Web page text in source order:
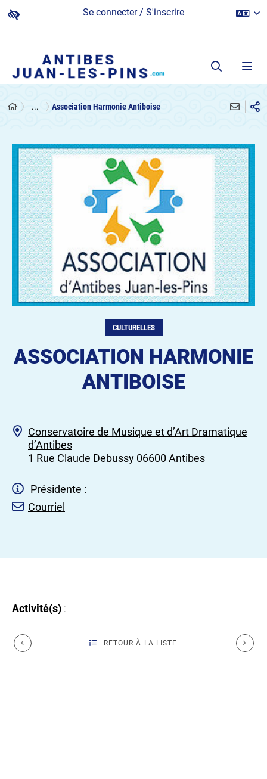
Se connecter / S'inscrire
... Association Harmonie Antiboise
CULTURELLES
ASSOCIATION HARMONIE
ANTIBOISE
Conservatoire de Musique et d’Art Dramatique
d’Antibes
1 Rue Claude Debussy 06600 Antibes
Présidente :
Courriel
Activité(s) :
RETOUR À LA LISTE